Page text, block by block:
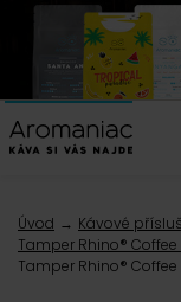
Úvod Kávové
Tamper Rhino® Coffee
Tamper Rhino®